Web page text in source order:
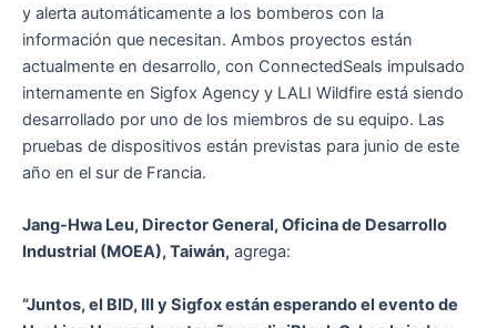
y alerta automáticamente a los bomberos con la
información que necesitan. Ambos proyectos están
actualmente en desarrollo, con ConnectedSeals impulsado
internamente en Sigfox Agency y LALI Wildfire está siendo
desarrollado por uno de los miembros de su equipo. Las
pruebas de dispositivos están previstas para junio de este
año en el sur de Francia.
Jang-Hwa Leu, Director General, Oficina de Desarrollo
Industrial (MOEA), Taiwán, agrega:
“Juntos, el BID, III y Sigfox están esperando el evento de